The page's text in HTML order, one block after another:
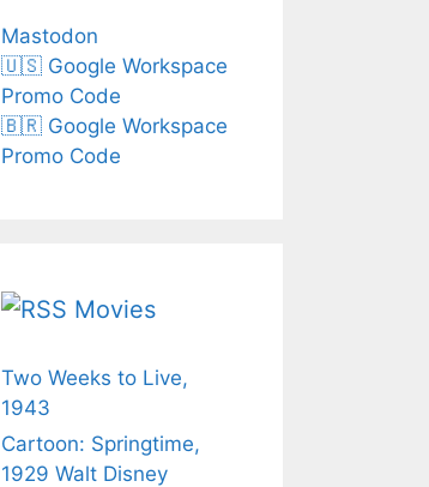
Mastodon
🇺🇸 Google Workspace
Promo Code
🇧🇷 Google Workspace
Promo Code
Movies
Two Weeks to Live,
1943
Cartoon: Springtime,
1929 Walt Disney